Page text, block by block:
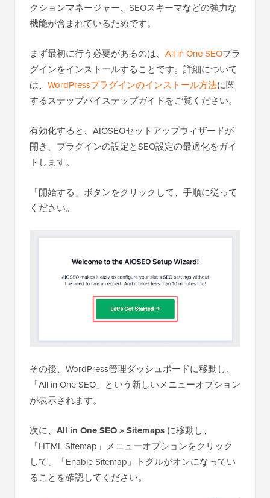
クションマネージャー、SEOスキーマなどの強力な
機能が含まれているためです。
まず最初に行う必要があるのは、 All in One SEOプラ
グインをインストールすることです。詳細について
は、 WordPressプラグインのインストール方法に関
するステップバイステップガイドをご覧ください。
有効化すると、AIOSEOセットアップウィザードが
開き、プラグインの設定とSEO設定の最適化をガイ
ドします。
「開始する」ボタンをクリックして、手順に従って
ください。
その後、WordPress管理ダッシュボードに移動し、
「All in One SEO」という新しいメニューオプション
が表示されます。
次に、 All in One SEO » Sitemaps に移動し、
「HTML Sitemap」メニューオプションをクリック
して、「Enable Sitemap」トグルがオンになってい
ることを確認してください。